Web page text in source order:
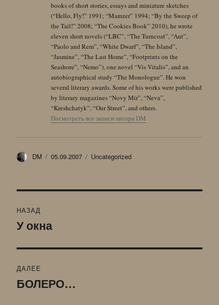
books of short stories, essays and miniature sketches
(“Hello, Fly!” 1991; “Mamzer” 1994; “By the Sweep of
the Tail!” 2008; “The Cookies Book” 2010), he wrote
eleven short novels (“LBC”, “The Turncoat”, “Ant”,
“Paolo and Rem”, “White Dwarf”, “The Island”,
“Jasmine”, “The Last Home”, “Footprints on the
Seashore”, “Nemo”), one novel “Vis Vitalis”, and an
autobiographical study “The Monologue”. He won
several literary awards. Some of his works were published
by literary magazines “Novy Mir”, “Neva”,
“Kreshchatyk”, “Our Street”, and others.
Посмотреть все записи автора DM
Автор
DM Опубликовано
05.09.2007 Рубрики
Uncategorized
по
НАЗАД
Предыдущая
У окна
ДАЛЕЕ
Следующая
БОЛЕРО…